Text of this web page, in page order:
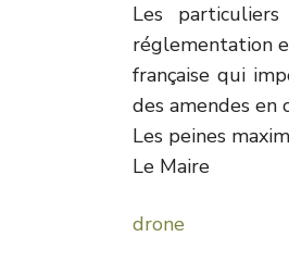
Les
réglementation
française qui
des amendes en
Les peines
Le Maire
drone